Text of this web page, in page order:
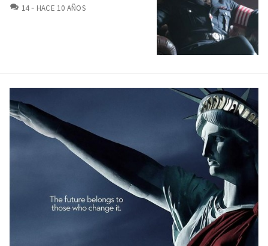
14 COMENTARIOS
HACE 10 AÑOS